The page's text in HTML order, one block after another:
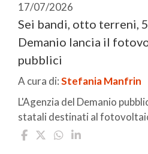
17/07/2026
Sei bandi, otto terreni,
Demanio lancia il
pubblici
A cura di:Stefania Manfrin
L'Agenzia del Demanio
statali destinati al